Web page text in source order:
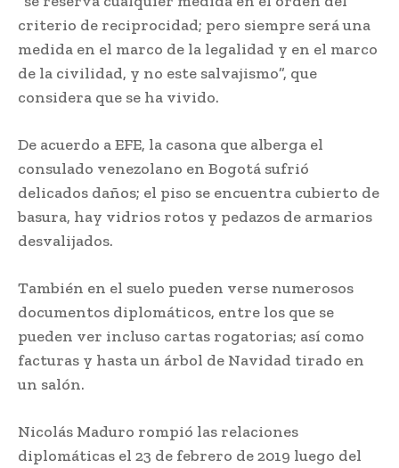
criterio de reciprocidad; pero siempre será una
medida en el marco de la legalidad y en el marco
de la civilidad, y no este salvajismo”, que
considera que se ha vivido.
De acuerdo a EFE, la casona que alberga el
consulado venezolano en Bogotá sufrió
delicados daños; el piso se encuentra cubierto de
basura, hay vidrios rotos y pedazos de armarios
desvalijados.
También en el suelo pueden verse numerosos
documentos diplomáticos, entre los que se
pueden ver incluso cartas rogatorias; así como
facturas y hasta un árbol de Navidad tirado en
un salón.
Nicolás Maduro rompió las relaciones
diplomáticas el 23 de febrero de 2019 luego del